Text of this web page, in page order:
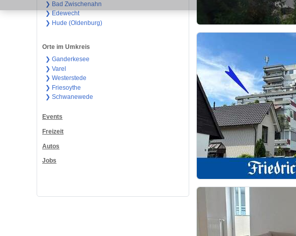
❯ Bad Zwischenahn
❯ Edewecht
❯ Hude (Oldenburg)
Orte im Umkreis
❯ Ganderkesee
❯ Varel
❯ Westerstede
❯ Friesoythe
❯ Schwanewede
Events
Freizeit
Autos
Jobs